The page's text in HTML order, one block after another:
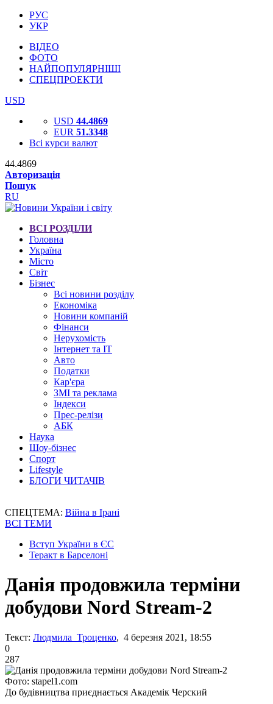
РУС
УКР
ВІДЕО
ФОТО
НАЙПОПУЛЯРНІШІ
СПЕЦПРОЕКТИ
USD
USD 44.4869
EUR 51.3348
Всі курси валют
44.4869
Авторизація
Пошук
RU
ВСІ РОЗДІЛИ
Головна
Україна
Місто
Світ
Бізнес
Всі новини розділу
Економіка
Новини компаній
Фінанси
Нерухомість
Інтернет та IT
Авто
Податки
Кар'єра
ЗМІ та реклама
Індекси
Прес-релізи
АБК
Наука
Шоу-бізнес
Спорт
Lifestyle
БЛОГИ ЧИТАЧІВ
СПЕЦТЕМА: Війна в Ірані
ВСІ ТЕМИ
Вступ України в ЄС
Теракт в Барселоні
Данія продовжила терміни
добудови Nord Stream-2
Текст: Людмила Троценко, 4 березня 2021, 18:55
0
287
Фото: stapel1.com
До будівництва приєднається Академік Черский